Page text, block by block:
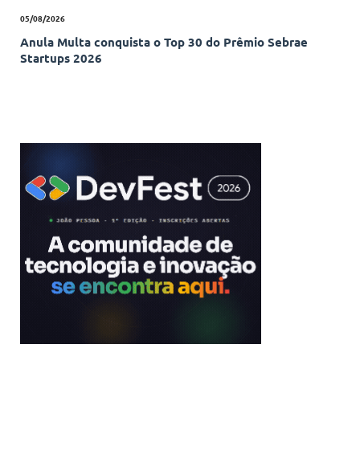
05/08/2026
Anula Multa conquista o Top 30 do Prêmio Sebrae
Startups 2026